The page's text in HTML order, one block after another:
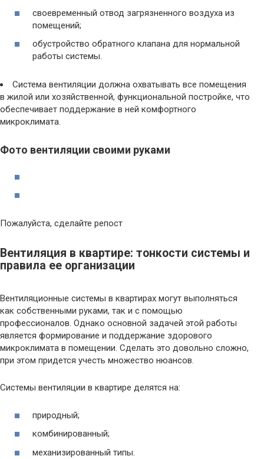
своевременный отвод загрязненного воздуха из
помещений;
обустройство обратного клапана для нормальной
работы системы.
Система вентиляции должна охватывать все помещения
в жилой или хозяйственной, функциональной постройке, что
обеспечивает поддержание в ней комфортного
микроклимата.
Фото вентиляции своими руками
Пожалуйста, сделайте репост
Вентиляция в квартире: тонкости системы и
правила ее организации
Вентиляционные системы в квартирах могут выполняться
как собственными руками, так и с помощью
профессионалов. Однако основной задачей этой работы
является формирование и поддержание здорового
микроклимата в помещении. Сделать это довольно сложно,
при этом придется учесть множество нюансов.
Системы вентиляции в квартире делятся на:
природный;
комбинированный;
механизированный типы.